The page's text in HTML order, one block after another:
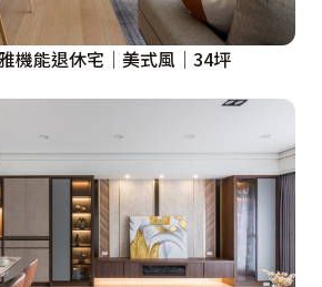
機能退休宅│美式風│34坪